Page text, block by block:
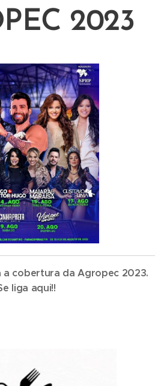
2023
cobertura da Agropec 2023.
liga aqui!!